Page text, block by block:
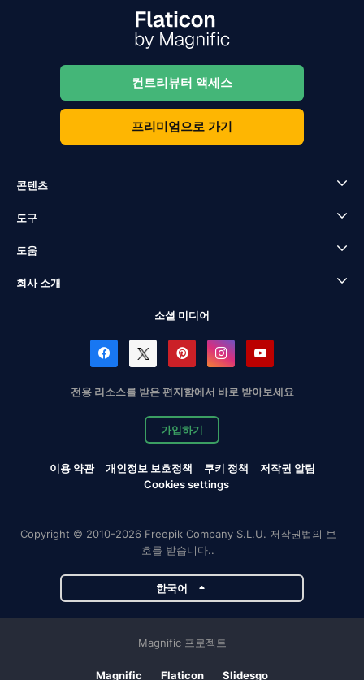
컨트리뷰터 액세스
프리미엄으로 가기
콘텐츠
도구
도움
회사 소개
소셜 미디어
전용 리소스를 받은 편지함에서 바로 받아보세요
가입하기
이용 약관 개인정보 보호정책 쿠키 정책
저작권 알림
Cookies settings
Copyright © 2010-2026 Freepik Company S.L.U. 저작권법의 보
호를 받습니다..
한국어
Magnific 프로젝트
Magnific Flaticon Slidesgo